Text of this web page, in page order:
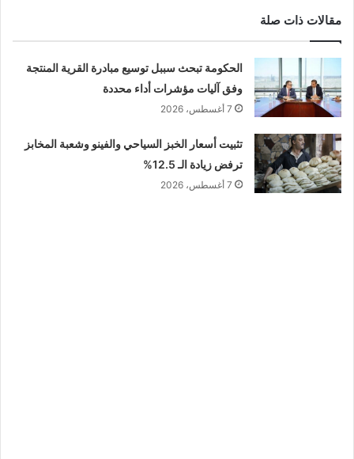
مقالات ذات صلة
الحكومة تبحث سببل توسيع مبادرة القرية المنتجة
وفق آليات مؤشرات أداء محددة
7 أغسطس، 2026
تثبيت أسعار الخبز السياحي والفينو وشعبة المخابز
ترفض زيادة الـ 12.5%
7 أغسطس، 2026